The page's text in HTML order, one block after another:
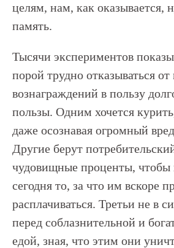
целям, нам, как оказывается,
память.
Тысячи экспериментов
порой трудно отказываться
вознаграждений в пользу
пользы. Одним хочется
даже осознавая огромный
Другие берут
чудовищные проценты, чтобы
сегодня то, за что им вскоре
расплачиваться. Третьи не в
перед соблазнительной и
едой, зная, что этим они